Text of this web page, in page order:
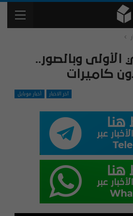
وبالصور..
آخر الاخبار أخبار موبايل